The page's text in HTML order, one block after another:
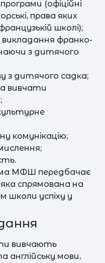
(офіційні
права яких
школі);
франко-
з дитячого
з дитячого садка;
вивчати
комунікацію;
МФШ передбачає
спрямована на
школи успіху у
вивчають
англійську мови,